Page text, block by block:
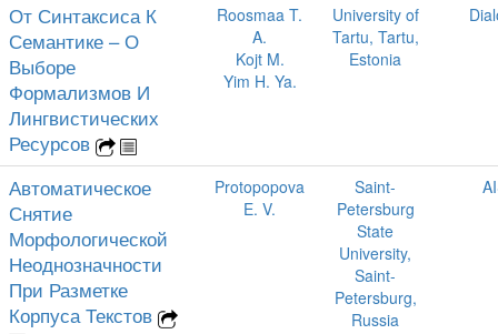
От Синтаксиса К
Семантике – О
Выборе
Формализмов И
Лингвистических
Ресурсов
Roosmaa T.
A.
Kojt M.
Yim H. Ya.
University of
Tartu, Tartu,
Estonia
Автоматическое
Снятие
Морфологической
Неоднозначности
При Разметке
Корпуса Текстов
Protopopova
E. V.
Saint-
Petersburg
State
University,
Saint-
Petersburg,
Russia